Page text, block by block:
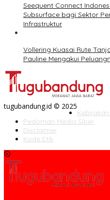
Seequent Connect
Subsurface bagi Sektor
Infrastruktur
Vollering Kuasai Rute
Pauline Mengakui
tugubandung.id © 2025
Pedoman Media Siber
Disclaimer
Kode Etik